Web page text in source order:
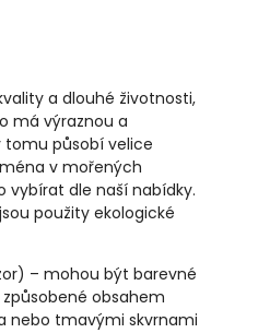
a dlouhé životnosti,
má výraznou a
tomu působí velice
v mořených
vybírat dle naší nabídky.
použity ekologické
– mohou být barevné
obsahem
nebo tmavými skvrnami